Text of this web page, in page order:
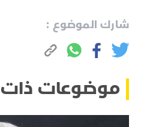
شارك الموضوع :
موضوعات